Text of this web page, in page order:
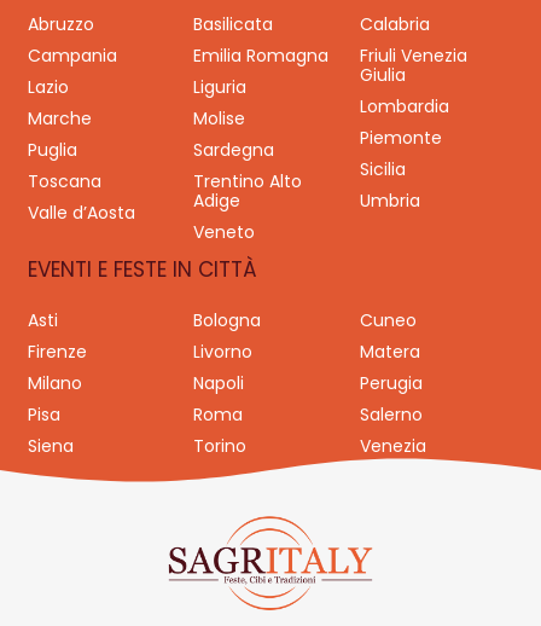
Abruzzo Basilicata
Calabria
Campania
Emilia Romagna
Friuli Venezia
Giulia
Lazio
Liguria
Lombardia
Marche
Molise
Piemonte
Puglia
Sardegna
Sicilia
Toscana
Trentino Alto
Adige
Umbria
Valle d’Aosta
Veneto
EVENTI E FESTE IN CITTÀ
Asti Bologna
Cuneo
Firenze
Livorno
Matera
Milano
Napoli
Perugia
Pisa
Roma
Salerno
Siena
Torino Venezia